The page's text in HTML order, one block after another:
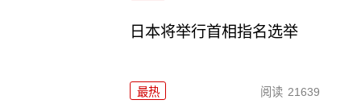
日本将举行首相指名选举
最热 阅读 21639